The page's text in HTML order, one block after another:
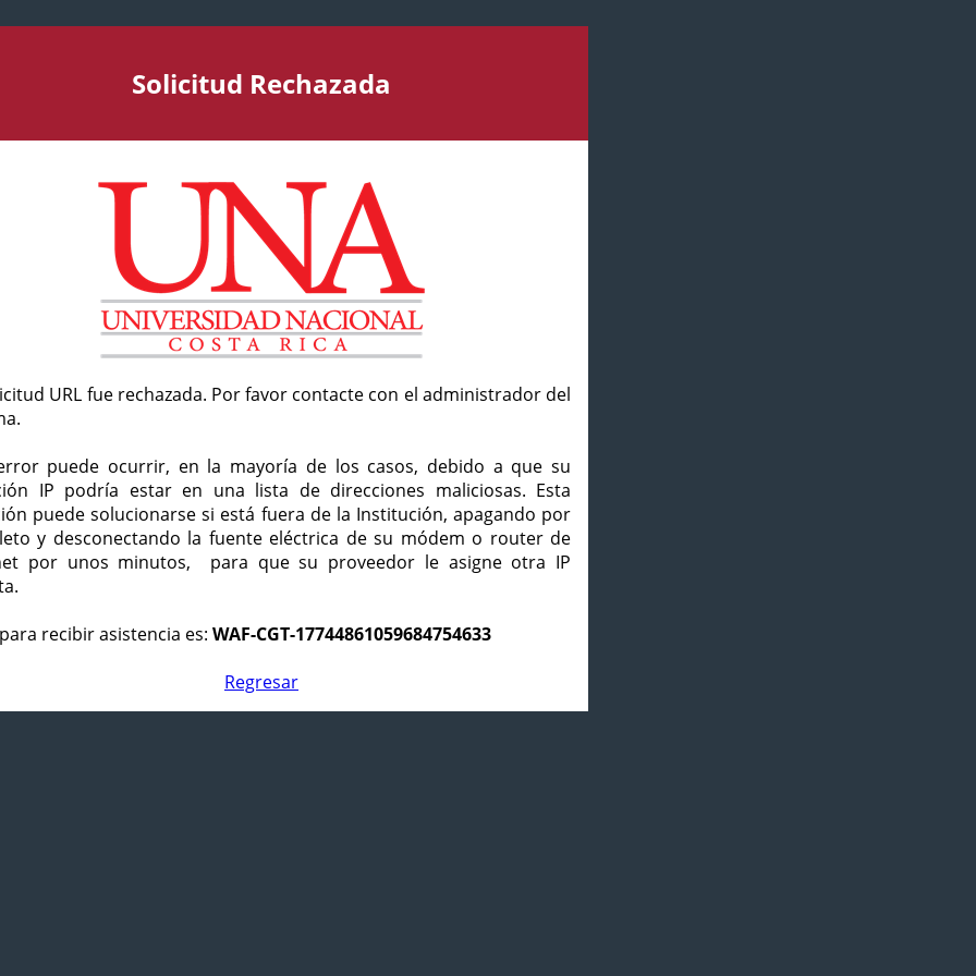
Solicitud Rechazada
URL fue rechazada. Por favor contacte con el administrador del
puede ocurrir, en la mayoría de los casos, debido a que su
IP podría estar en una lista de direcciones maliciosas. Esta
puede solucionarse si está fuera de la Institución, apagando por
y desconectando la fuente eléctrica de su módem o router de
por unos minutos, para que su proveedor le asigne otra IP
recibir asistencia es: WAF-CGT-17744861059684754633
Regresar